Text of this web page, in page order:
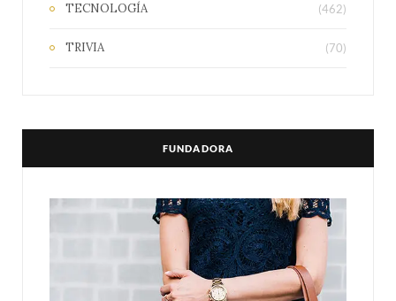
TECNOLOGÍA (462)
TRIVIA (70)
FUNDADORA